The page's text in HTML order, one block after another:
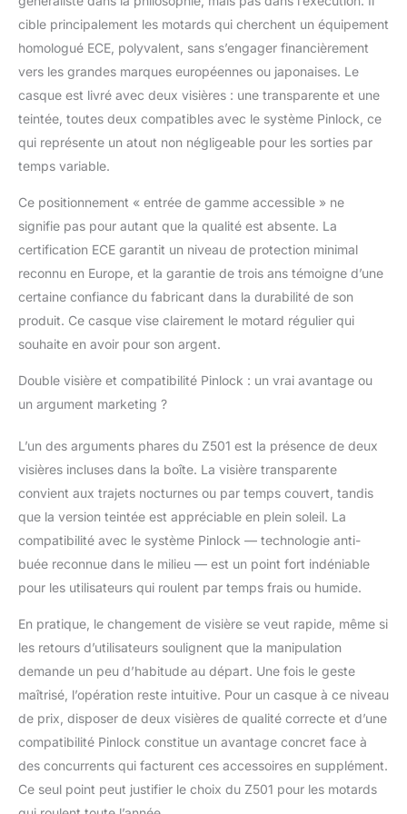
solide. Doublure
remplaçable et lavable
avec technologie
Comtex, plus douce,
plus confortable et
ajustement. Le casque
transparente et visière
miroir), toutes deux
compatibles avec Pin-
lock anti-buée (non
(aileron teinté noir et
aileron miroir).
cible principalement les motards qui cherchent un équipement
homologué ECE, polyvalent, sans s’engager financièrement
vers les grandes marques européennes ou japonaises. Le
casque est livré avec deux visières : une transparente et une
teintée, toutes deux compatibles avec le système Pinlock, ce
qui représente un atout non négligeable pour les sorties par
temps variable.
Ce positionnement « entrée de gamme accessible » ne
signifie pas pour autant que la qualité est absente. La
certification ECE garantit un niveau de protection minimal
reconnu en Europe, et la garantie de trois ans témoigne d’une
certaine confiance du fabricant dans la durabilité de son
produit. Ce casque vise clairement le motard régulier qui
souhaite en avoir pour son argent.
Double visière et compatibilité Pinlock : un vrai avantage ou
un argument marketing ?
L’un des arguments phares du Z501 est la présence de deux
visières incluses dans la boîte. La visière transparente
convient aux trajets nocturnes ou par temps couvert, tandis
que la version teintée est appréciable en plein soleil. La
compatibilité avec le système Pinlock — technologie anti-
buée reconnue dans le milieu — est un point fort indéniable
pour les utilisateurs qui roulent par temps frais ou humide.
En pratique, le changement de visière se veut rapide, même si
les retours d’utilisateurs soulignent que la manipulation
demande un peu d’habitude au départ. Une fois le geste
maîtrisé, l’opération reste intuitive. Pour un casque à ce niveau
de prix, disposer de deux visières de qualité correcte et d’une
compatibilité Pinlock constitue un avantage concret face à
des concurrents qui facturent ces accessoires en supplément.
Ce seul point peut justifier le choix du Z501 pour les motards